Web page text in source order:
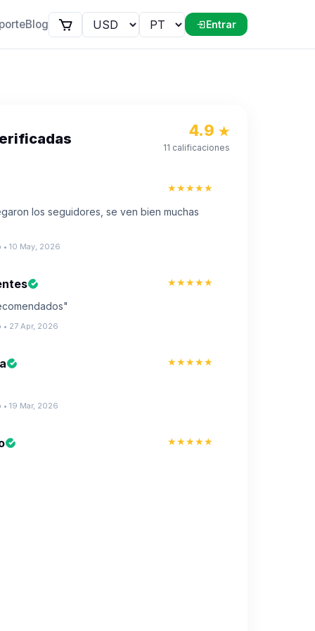
Blog Entrar
4.9 ★
11 calificaciones
★★★★★
los seguidores, se ven bien muchas
10 May, 2026
★★★★★
27 Apr, 2026
★★★★★
19 Mar, 2026
★★★★★